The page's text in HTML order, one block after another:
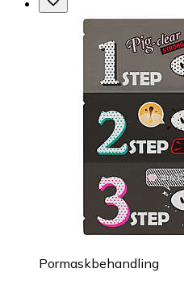
Pormaskbehandling